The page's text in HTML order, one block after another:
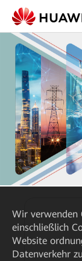
Wir verwenden
einschließlich
Website
Datenverkehr